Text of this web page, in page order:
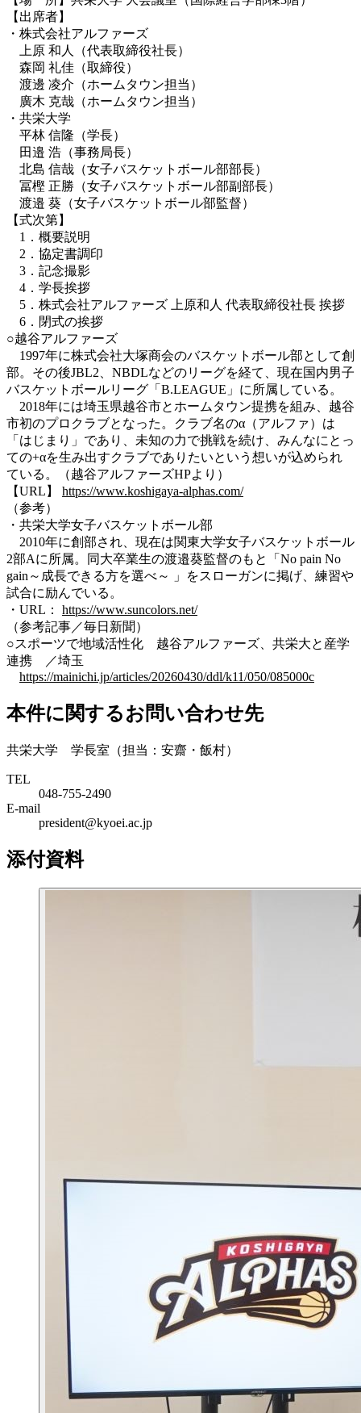
【出席者】
・株式会社アルファーズ
上原 和人（代表取締役社長）
森岡 礼佳（取締役）
渡邊 凌介（ホームタウン担当）
廣木 克哉（ホームタウン担当）
・共栄大学
平林 信隆（学長）
田邉 浩（事務局長）
北島 信哉（女子バスケットボール部部長）
冨樫 正勝（女子バスケットボール部副部長）
渡邉 葵（女子バスケットボール部監督）
【式次第】
1．概要説明
2．協定書調印
3．記念撮影
4．学長挨拶
5．株式会社アルファーズ 上原和人 代表取締役社長 挨拶
6．閉式の挨拶
○越谷アルファーズ
1997年に株式会社大塚商会のバスケットボール部として創
部。その後JBL2、NBDLなどのリーグを経て、現在国内男子
バスケットボールリーグ「B.LEAGUE」に所属している。
2018年には埼玉県越谷市とホームタウン提携を組み、越谷
市初のプロクラブとなった。クラブ名のα（アルファ）は
「はじまり」であり、未知の力で挑戦を続け、みんなにとっ
ての+αを生み出すクラブでありたいという想いが込められ
ている。（越谷アルファーズHPより）
【URL】 https://www.koshigaya-alphas.com/
（参考）
・共栄大学女子バスケットボール部
2010年に創部され、現在は関東大学女子バスケットボール
2部Aに所属。同大卒業生の渡邉葵監督のもと「No pain No
gain～成長できる方を選べ～ 」をスローガンに掲げ、練習や
試合に励んでいる。
・URL： https://www.suncolors.net/
（参考記事／毎日新聞）
○スポーツで地域活性化 越谷アルファーズ、共栄大と産学
連携 ／埼玉
https://mainichi.jp/articles/20260430/ddl/k11/050/085000c
本件に関するお問い合わせ先
共栄大学 学長室（担当：安齋・飯村）
TEL
048-755-2490
E-mail
president@kyoei.ac.jp
添付資料